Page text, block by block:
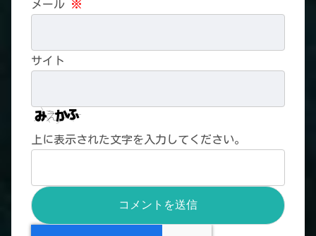
メール ※
サイト
上に表示された文字を入力してください。